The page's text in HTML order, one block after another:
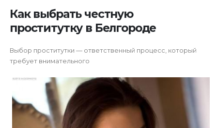
Как выбрать честную
проститутку в Белгороде
Выбор проститутки — ответственный процесс, который
требует внимательного